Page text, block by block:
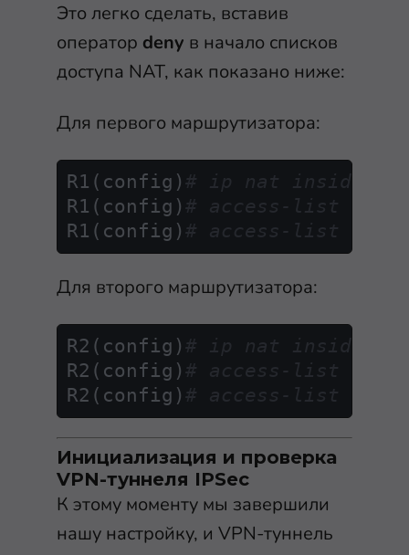
Это легко сделать, вставив
оператор deny в начало списков
доступа NAT, как показано ниже:
Для первого маршрутизатора:
R1(config) # ip nat inside
R1(config) # access-list 100
R1(config) # access-list 100
Для второго маршрутизатора:
R2(config) # ip nat inside
R2(config) # access-list 100
R2(config) # access-list 100
Инициализация и проверка
VPN-туннеля IPSec
К этому моменту мы завершили
нашу настройку, и VPN-туннель